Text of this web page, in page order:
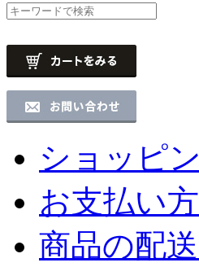
ショッピ
お支払い
商品の配